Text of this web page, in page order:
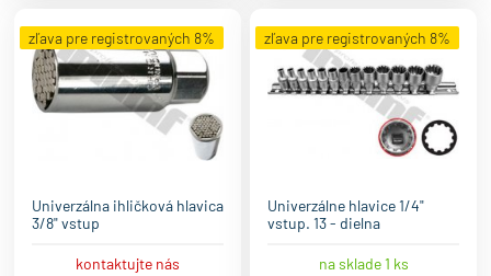
zľava pre registrovaných 8%
Univerzálna ihličková hlavica
3/8" vstup
kontaktujte nás
zľava pre registrovaných 8%
Univerzálne hlavice 1/4"
vstup. 13 - dielna
na sklade 1 ks